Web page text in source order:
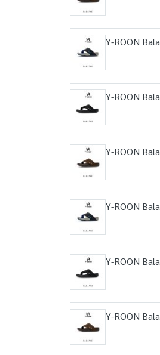
Y-ROON
Y-ROON
Y-ROON
Y-ROON
Y-ROON
Y-ROON